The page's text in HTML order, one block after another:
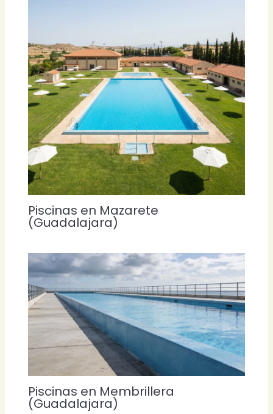
Piscinas en Mazarete
(Guadalajara)
Piscinas en Membrillera
(Guadalajara)